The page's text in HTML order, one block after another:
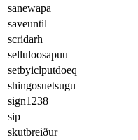
sanewapa
saveuntil
scridarh
selluloosapuu
setbyiclputdoeq
shingosuetsugu
sign1238
sip
skutbreiður